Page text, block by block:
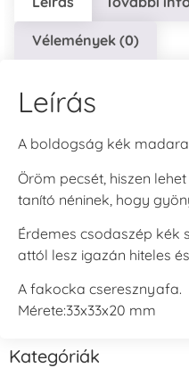
Vélemények (0)
Leírás
A boldogság kék madara
Öröm pecsét, hiszen
tanító néninek, hogy
Érdemes csodaszép kék
attól lesz igazán hiteles
A fakocka cseresznyafa.
Mérete:33x33x20 mm
Kategóriák